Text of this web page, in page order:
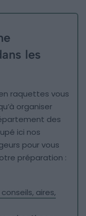
les
raquettes vous
organiser
des
ici nos
pour vous
préparation :
aires,